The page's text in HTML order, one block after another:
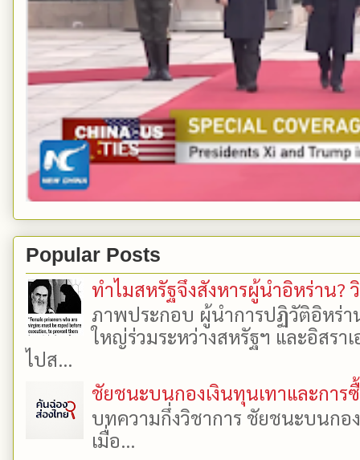
Popular Posts
ทำไมสหรัฐจึงสังหารผู้นำอิหร่าน?
ภาพประกอบ ผู้นำการปฏิวัติอิหร่า
ใหญ่ร่วมระหว่างสหรัฐฯ และอิสรา
ไปส...
ชัยชนะบนกองเงินทุนเทาและการ
บทความกึ่งวิชาการ ชัยชนะบนกอ
เมื่อ...